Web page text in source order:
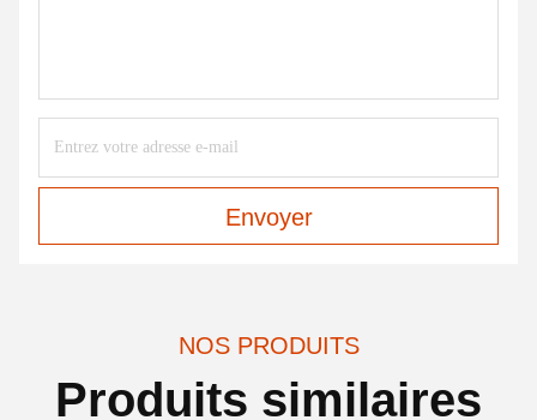
Envoyer
NOS PRODUITS
Produits similaires